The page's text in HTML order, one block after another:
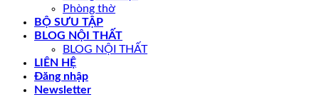
Phòng thờ
BỘ SƯU TẬP
BLOG NỘI THẤT
BLOG NỘI THẤT
LIÊN HỆ
Đăng nhập
Newsletter